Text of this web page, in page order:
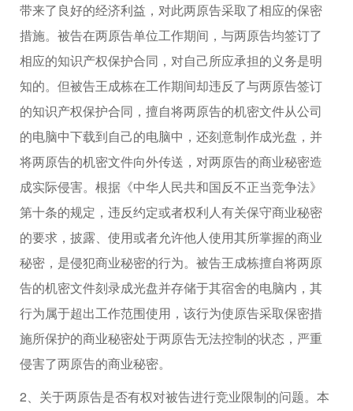
带来了良好的经济利益，对此两原告采取了相应的保密
措施。被告在两原告单位工作期间，与两原告均签订了
相应的知识产权保护合同，对自己所应承担的义务是明
知的。但被告王成栋在工作期间却违反了与两原告签订
的知识产权保护合同，擅自将两原告的机密文件从公司
的电脑中下载到自己的电脑中，还刻意制作成光盘，并
将两原告的机密文件向外传送，对两原告的商业秘密造
成实际侵害。根据《中华人民共和国反不正当竞争法》
第十条的规定，违反约定或者权利人有关保守商业秘密
的要求，披露、使用或者允许他人使用其所掌握的商业
秘密，是侵犯商业秘密的行为。被告王成栋擅自将两原
告的机密文件刻录成光盘并存储于其宿舍的电脑内，其
行为属于超出工作范围使用，该行为使原告采取保密措
施所保护的商业秘密处于两原告无法控制的状态，严重
侵害了两原告的商业秘密。
2、关于两原告是否有权对被告进行竞业限制的问题。本